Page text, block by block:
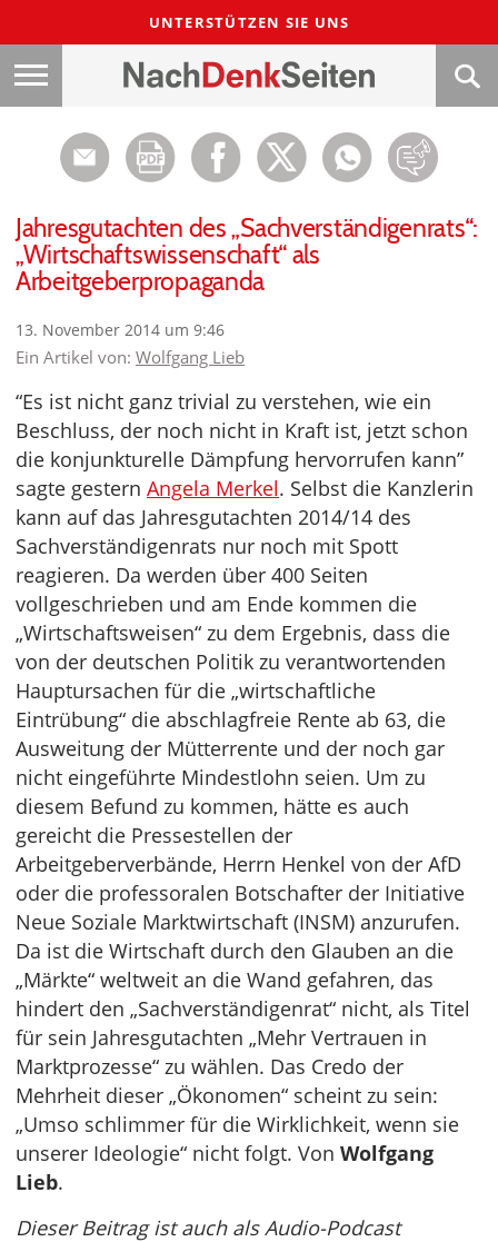
UNTERSTÜTZEN SIE UNS
Jahresgutachten des „Sachverständigenrats“:
„Wirtschaftswissenschaft“ als
Arbeitgeberpropaganda
13. November 2014 um 9:46
Ein Artikel von: Wolfgang Lieb
“Es ist nicht ganz trivial zu verstehen, wie ein
Beschluss, der noch nicht in Kraft ist, jetzt schon
die konjunkturelle Dämpfung hervorrufen kann”
sagte gestern Angela Merkel. Selbst die Kanzlerin
kann auf das Jahresgutachten 2014/14 des
Sachverständigenrats nur noch mit Spott
reagieren. Da werden über 400 Seiten
vollgeschrieben und am Ende kommen die
„Wirtschaftsweisen“ zu dem Ergebnis, dass die
von der deutschen Politik zu verantwortenden
Hauptursachen für die „wirtschaftliche
Eintrübung“ die abschlagfreie Rente ab 63, die
Ausweitung der Mütterrente und der noch gar
nicht eingeführte Mindestlohn seien. Um zu
diesem Befund zu kommen, hätte es auch
gereicht die Pressestellen der
Arbeitgeberverbände, Herrn Henkel von der AfD
oder die professoralen Botschafter der Initiative
Neue Soziale Marktwirtschaft (INSM) anzurufen.
Da ist die Wirtschaft durch den Glauben an die
„Märkte“ weltweit an die Wand gefahren, das
hindert den „Sachverständigenrat“ nicht, als Titel
für sein Jahresgutachten „Mehr Vertrauen in
Marktprozesse“ zu wählen. Das Credo der
Mehrheit dieser „Ökonomen“ scheint zu sein:
„Umso schlimmer für die Wirklichkeit, wenn sie
unserer Ideologie“ nicht folgt. Von Wolfgang
Lieb.
Dieser Beitrag ist auch als Audio-Podcast